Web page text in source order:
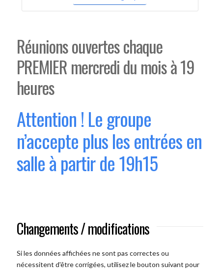
Réunions ouvertes chaque
PREMIER mercredi du mois à 19
heures
Attention ! Le groupe
n’accepte plus les entrées en
salle à partir de 19h15
Changements / modifications
Si les données affichées ne sont pas correctes ou
nécessitent d'être corrigées, utilisez le bouton suivant pour